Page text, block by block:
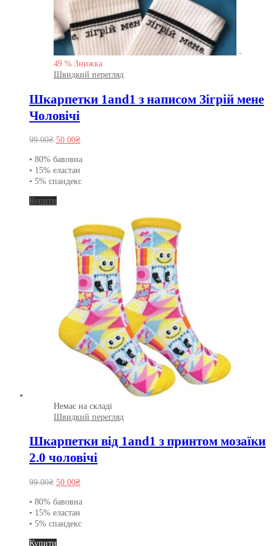
-
49 % Знижка
Швидкий перегляд
Шкарпетки 1and1 з написом Зігрій мене
Чоловічі
99.00₴ Оригінальна
99.00₴.
50.00₴Поточна
50.00₴.
• 80% бавовна
• 15% еластан
• 5% спандекс
Купити
кілька
варіантів.
Параметри
можна
вибрати
сторінці
товару
Немає на складі
Швидкий перегляд
Шкарпетки від 1and1 з принтом мозаїки
2.0 чоловічі
99.00₴ Оригінальна
99.00₴.
50.00₴Поточна
50.00₴.
• 80% бавовна
• 15% еластан
• 5% спандекс
Купити